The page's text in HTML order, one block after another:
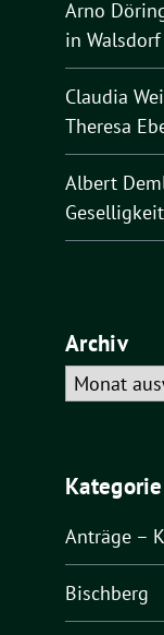
Arno
in
Claudia
Theresa
Albert
Archiv
Archiv
Anträge –
Bischberg